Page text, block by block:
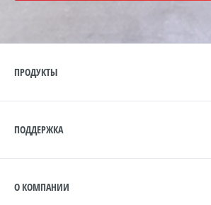
ПРОДУКТЫ
ПОДДЕРЖКА
О КОМПАНИИ